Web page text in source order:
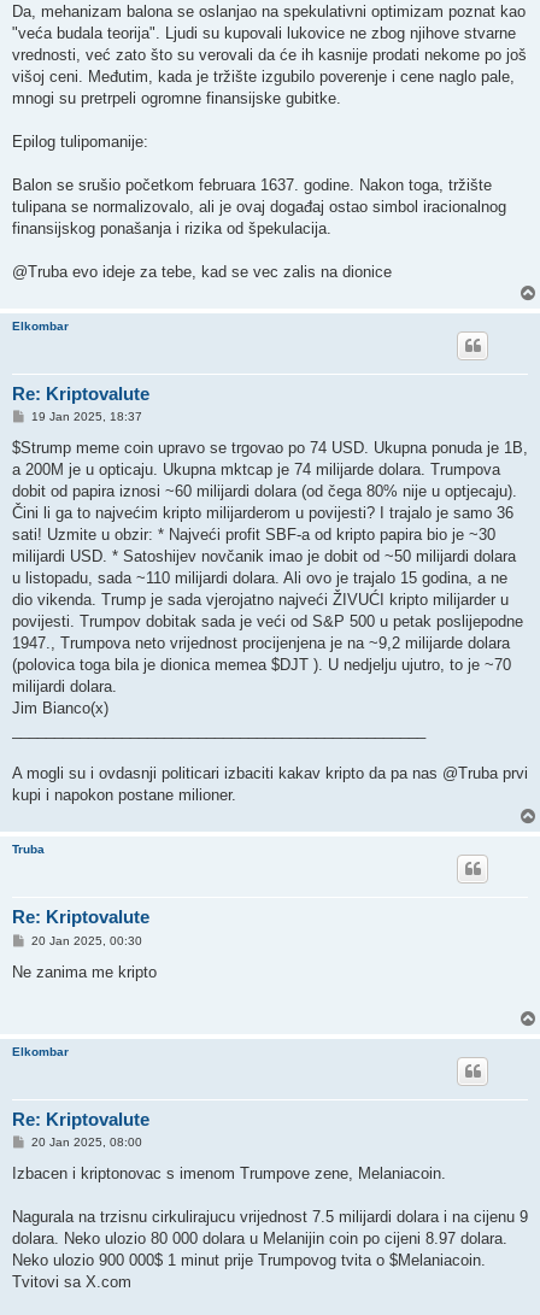
Da, mehanizam balona se oslanjao na spekulativni optimizam poznat kao
"veća budala teorija". Ljudi su kupovali lukovice ne zbog njihove stvarne
vrednosti, već zato što su verovali da će ih kasnije prodati nekome po još
višoj ceni. Međutim, kada je tržište izgubilo poverenje i cene naglo pale,
mnogi su pretrpeli ogromne finansijske gubitke.
Epilog tulipomanije:
Balon se srušio početkom februara 1637. godine. Nakon toga, tržište
tulipana se normalizovalo, ali je ovaj događaj ostao simbol iracionalnog
finansijskog ponašanja i rizika od špekulacija.
@Truba evo ideje za tebe, kad se vec zalis na dionice
Elkombar
Re: Kriptovalute
P
s
19 Jan 2025, 18:37
$Strump meme coin upravo se trgovao po 74 USD. Ukupna ponuda je 1B,
a 200M je u opticaju. Ukupna mktcap je 74 milijarde dolara. Trumpova
dobit od papira iznosi ~60 milijardi dolara (od čega 80% nije u optjecaju).
Čini li ga to najvećim kripto milijarderom u povijesti? I trajalo je samo 36
sati! Uzmite u obzir: * Najveći profit SBF-a od kripto papira bio je ~30
milijardi USD. * Satoshijev novčanik imao je dobit od ~50 milijardi dolara
u listopadu, sada ~110 milijardi dolara. Ali ovo je trajalo 15 godina, a ne
dio vikenda. Trump je sada vjerojatno najveći ŽIVUĆI kripto milijarder u
povijesti. Trumpov dobitak sada je veći od S&P 500 u petak poslijepodne
1947., Trumpova neto vrijednost procijenjena je na ~9,2 milijarde dolara
(polovica toga bila je dionica memea $DJT ). U nedjelju ujutro, to je ~70
milijardi dolara.
Jim Bianco(x)
A mogli su i ovdasnji politicari izbaciti kakav kripto da pa nas @Truba prvi
kupi i napokon postane milioner.
Truba
Re: Kriptovalute
P
s
20 Jan 2025, 00:30
Ne zanima me kripto
Elkombar
Re: Kriptovalute
P
s
20 Jan 2025, 08:00
Izbacen i kriptonovac s imenom Trumpove zene, Melaniacoin.
Nagurala na trzisnu cirkulirajucu vrijednost 7.5 milijardi dolara i na cijenu 9
dolara. Neko ulozio 80 000 dolara u Melanijin coin po cijeni 8.97 dolara.
Neko ulozio 900 000$ 1 minut prije Trumpovog tvita o $Melaniacoin.
Tvitovi sa X.com